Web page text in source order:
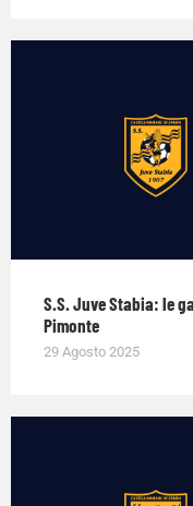
S.S. Juve Stabia: le
Pimonte
29 Agosto 2025